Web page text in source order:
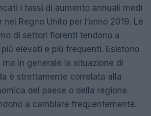
i tassi di aumento annuali medi
Regno Unito per l’anno 2019. Le
di settori fiorenti tendono a
elevati e più frequenti. Esistono
in generale la situazione di
è strettamente correlata alla
del paese o della regione.
a cambiare frequentemente.